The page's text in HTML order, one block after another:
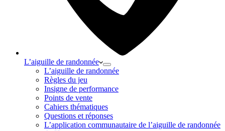
L’aiguille de randonnée
L’aiguille de randonnée
Règles du jeu
Insigne de performance
Points de vente
Cahiers thématiques
Questions et réponses
L’application communautaire de l’aiguille de randonnée